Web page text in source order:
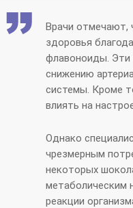
Врачи отмечают,
здоровья
флавоноиды. Эти
снижению
системы. Кроме
влиять на
Однако
чрезмерным
некоторых
метаболическим
реакции